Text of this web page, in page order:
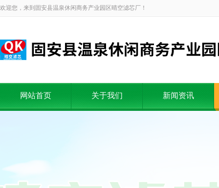
欢迎您，来到固安县温泉休闲商务产业园区晴空滤芯厂！
网站首页 关于我们 新闻资讯